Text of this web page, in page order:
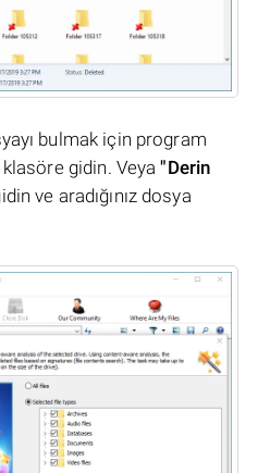
bulmak için program
gidin. Veya"Derin
ve aradığınız dosya